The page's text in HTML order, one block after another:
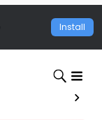
Install